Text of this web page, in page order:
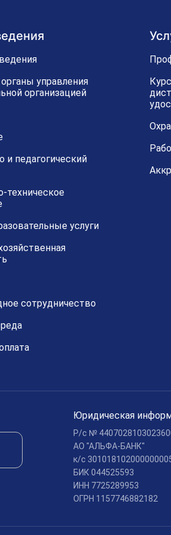
управления
организацией
и педагогический
техническое
услуги
сотрудничество
Юридическая
Р/c №
АО "АЛЬФА-БАНК"
к/c
БИК 044525593
ИНН 7725289953
ОГРН 1157746882182